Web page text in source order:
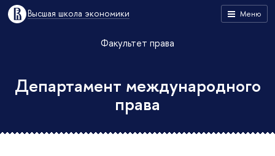
Меню
Высшая школа экономики
Факультет права
Департамент международного
права